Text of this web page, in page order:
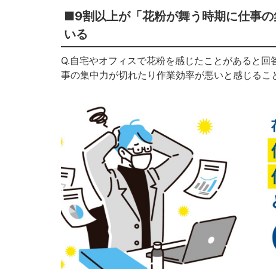
■9割以上が「花粉が舞う時期に仕事
いる
Q.自宅やオフィスで花粉を感じたことがあると
事の集中力が切れたり作業効率が悪いと感じる